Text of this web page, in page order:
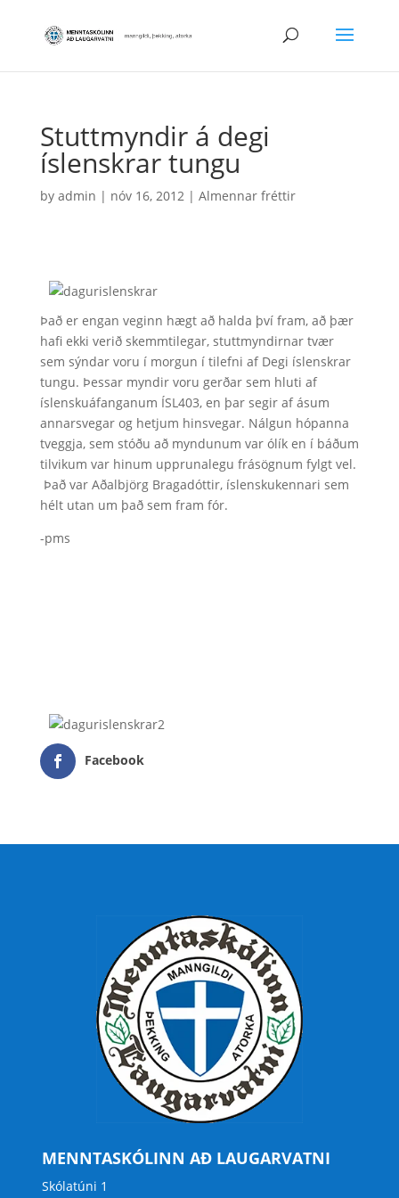
Stuttmyndir á degi
íslenskrar tungu
by admin | nóv 16, 2012| Almennar fréttir
Það er engan veginn hægt að halda því fram, að þær
hafi ekki verið skemmtilegar, stuttmyndirnar tvær
sem sýndar voru í morgun í tilefni af Degi íslenskrar
tungu. Þessar myndir voru gerðar sem hluti af
íslenskuáfanganum ÍSL403, en þar segir af ásum
annarsvegar og hetjum hinsvegar. Nálgun hópanna
tveggja, sem stóðu að myndunum var ólík en í báðum
tilvikum var hinum upprunalegu frásögnum fylgt vel.
Það var Aðalbjörg Bragadóttir, íslenskukennari sem
hélt utan um það sem fram fór.
-pms
Facebook
MENNTASKÓLINN AÐ LAUGARVATNI
Skólatúni 1